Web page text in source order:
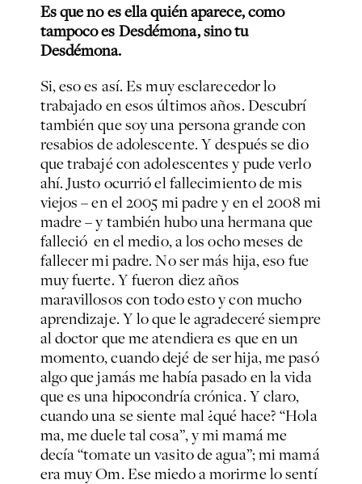
Es que no es ella quién aparece, como
tampoco es Desdémona, sinotu
Desdémona.
Si, eso es así. Es muy esclarecedor lo
trabajado en esos últimos años. Descubrí
también que soy una persona grande con
resabios de adolescente. Y después se dio
que trabajé con adolescentes y pude verlo
ahí. Justo ocurrió el fallecimiento de mis
viejos – en el 2005 mi padre y en el 2008 mi
madre – y también hubo una hermana que
falleció en el medio, a los ocho meses de
fallecer mi padre. No ser más hija, eso fue
muy fuerte. Y fueron diez años
maravillosos con todo esto y con mucho
aprendizaje. Y lo que le agradeceré siempre
al doctor que me atendiera es que en un
momento, cuando dejé de ser hija, me pasó
algo que jamás me había pasado en la vida
que es una hipocondría crónica. Y claro,
cuando una se siente mal ¿qué hace? “Hola
ma, me duele tal cosa”, y mi mamá me
decía “tomate un vasito de agua”; mi mamá
era muyOm. Ese miedo a morirme lo sentí